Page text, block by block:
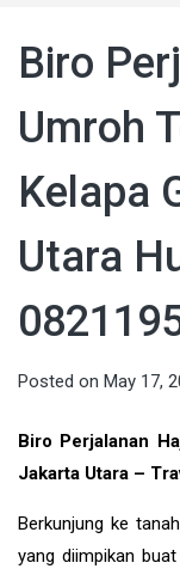
Biro
Umroh
Kelapa
Utara
Posted on May 17,
Biro Perjalanan
Jakarta Utara –
Berkunjung ke
yang diimpikan